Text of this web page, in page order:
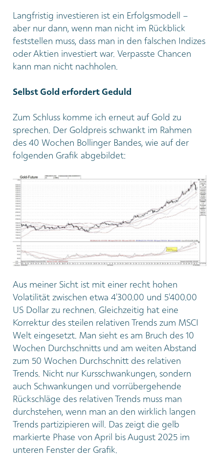
Langfristig investieren ist ein Erfolgsmodell –
aber nur dann, wenn man nicht im Rückblick
feststellen muss, dass man in den falschen Indizes
oder Aktien investiert war. Verpasste Chancen
kann man nicht nachholen.
Selbst Gold erfordert Geduld
Zum Schluss komme ich erneut auf Gold zu
sprechen. Der Goldpreis schwankt im Rahmen
des 40 Wochen Bollinger Bandes, wie auf der
folgenden Grafik abgebildet:
Aus meiner Sicht ist mit einer recht hohen
Volatilität zwischen etwa 4'300.00 und 5'400.00
US Dollar zu rechnen. Gleichzeitig hat eine
Korrektur des steilen relativen Trends zum MSCI
Welt eingesetzt. Man sieht es am Bruch des 10
Wochen Durchschnitts und am weiten Abstand
zum 50 Wochen Durchschnitt des relativen
Trends. Nicht nur Kursschwankungen, sondern
auch Schwankungen und vorrübergehende
Rückschläge des relativen Trends muss man
durchstehen, wenn man an den wirklich langen
Trends partizipieren will. Das zeigt die gelb
markierte Phase von April bis August 2025 im
unteren Fenster der Grafik.